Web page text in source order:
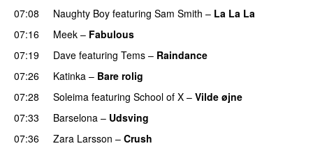
07:08
Naughty Boy featuring Sam Smith – La La La
07:16
Meek – Fabulous
07:19 Dave featuring Tems – Raindance
07:26
Katinka – Bare rolig
07:28
Soleima featuring School of X – Vilde øjne
07:33 Barselona – Udsving
07:36 Zara Larsson – Crush